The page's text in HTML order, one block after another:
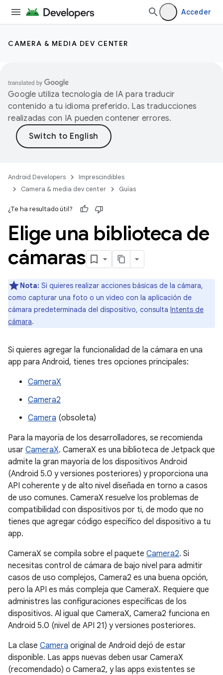
Acceder
CAMERA & MEDIA DEV CENTER
Google utiliza tecnología de IA para traducir
contenido a tu idioma preferido. Las traducciones
realizadas con IA pueden contener errores.
Android Developers
Imprescindibles
Camera & media dev center
Guías
¿Te ha resultado útil?
Elige una biblioteca de
cámaras
Nota: Si quieres realizar acciones básicas de la cámara,
como capturar una foto o un video con la aplicación de
cámara predeterminada del dispositivo, consulta Intents de
cámara.
Si quieres agregar la funcionalidad de la cámara en una
app para Android, tienes tres opciones principales:
CameraX
Camera2
Camera (obsoleta)
Para la mayoría de los desarrolladores, se recomienda
usar CameraX. CameraX es una biblioteca de Jetpack que
admite la gran mayoría de los dispositivos Android
(Android 5.0 y versiones posteriores) y proporciona una
API coherente y de alto nivel diseñada en torno a casos
de uso comunes. CameraX resuelve los problemas de
compatibilidad con dispositivos por ti, de modo que no
tienes que agregar código específico del dispositivo a tu
app.
CameraX se compila sobre el paquete Camera2. Si
necesitas control de cámara de bajo nivel para admitir
casos de uso complejos, Camera2 es una buena opción,
pero la API es más compleja que CameraX. Requiere que
administres las configuraciones específicas de los
dispositivos. Al igual que CameraX, Camera2 funciona en
Android 5.0 (nivel de API 21) y versiones posteriores.
La clase Camera original de Android dejó de estar
disponible. Las apps nuevas deben usar CameraX
(recomendado) o Camera2, y las apps existentes se